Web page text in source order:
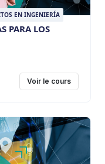
EN INGENIERÍA
PARA LOS
Voir le cours